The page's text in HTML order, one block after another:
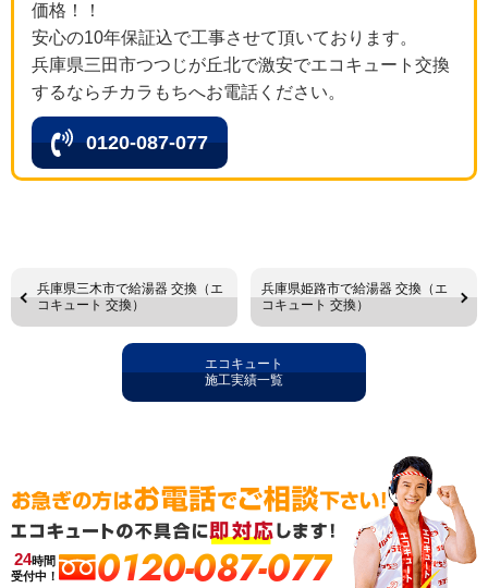
価格！！
安心の10年保証込で工事させて頂いております。
兵庫県三田市つつじが丘北で激安でエコキュート交換
するならチカラもちへお電話ください。
0120-087-077
兵庫県三木市で給湯器 交換（エ
コキュート 交換）
兵庫県姫路市で給湯器 交換（エ
コキュート 交換）
エコキュート
施工実績一覧
24時間
受付中！
0120-087-077